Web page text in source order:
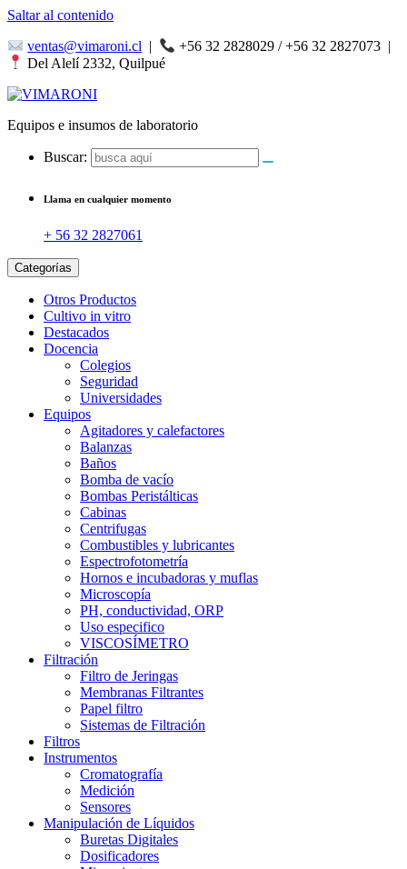
Saltar al contenido
ventas@vimaroni.cl | +56 32 2828029 / +56 32 2827073 |
Del Alelí 2332, Quilpué
Equipos e insumos de laboratorio
Buscar:
Llama en cualquier momento
+ 56 32 2827061
Categorías
Otros Productos
Cultivo in vitro
Destacados
Docencia
Colegios
Seguridad
Universidades
Equipos
Agitadores y calefactores
Balanzas
Baños
Bomba de vacío
Bombas Peristálticas
Cabinas
Centrifugas
Combustibles y lubricantes
Espectrofotometría
Hornos e incubadoras y muflas
Microscopía
PH, conductividad, ORP
Uso especifico
VISCOSÍMETRO
Filtración
Filtro de Jeringas
Membranas Filtrantes
Papel filtro
Sistemas de Filtración
Filtros
Instrumentos
Cromatografía
Medición
Sensores
Manipulación de Líquidos
Buretas Digitales
Dosificadores